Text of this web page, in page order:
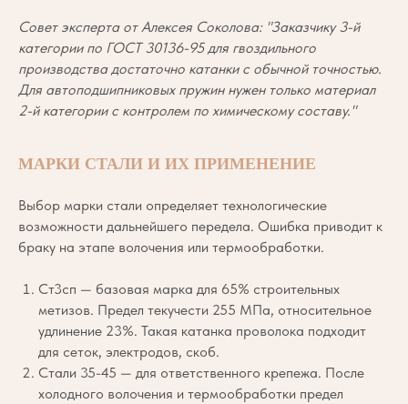
Совет эксперта от Алексея Соколова: "Заказчику 3-й
категории по ГОСТ 30136-95 для гвоздильного
производства достаточно катанки с обычной точностью.
Для автоподшипниковых пружин нужен только материал
2-й категории с контролем по химическому составу."
МАРКИ СТАЛИ И ИХ ПРИМЕНЕНИЕ
Выбор марки стали определяет технологические
возможности дальнейшего передела. Ошибка приводит к
браку на этапе волочения или термообработки.
Ст3сп — базовая марка для 65% строительных
метизов. Предел текучести 255 МПа, относительное
удлинение 23%. Такая катанка проволока подходит
для сеток, электродов, скоб.
Стали 35-45 — для ответственного крепежа. После
холодного волочения и термообработки предел